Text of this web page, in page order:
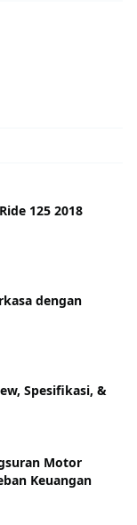
125 2018
dengan
Spesifikasi, &
Motor
Keuangan